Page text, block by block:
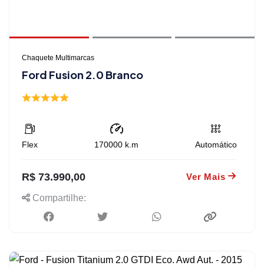
Chaquete Multimarcas
Ford Fusion 2.0 Branco
Flex 170000 k.m Automático
R$ 73.990,00 Ver Mais
Compartilhe: